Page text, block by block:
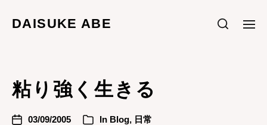
DAISUKE ABE
粘り強く生きる
03/09/2005 In Blog, 日常